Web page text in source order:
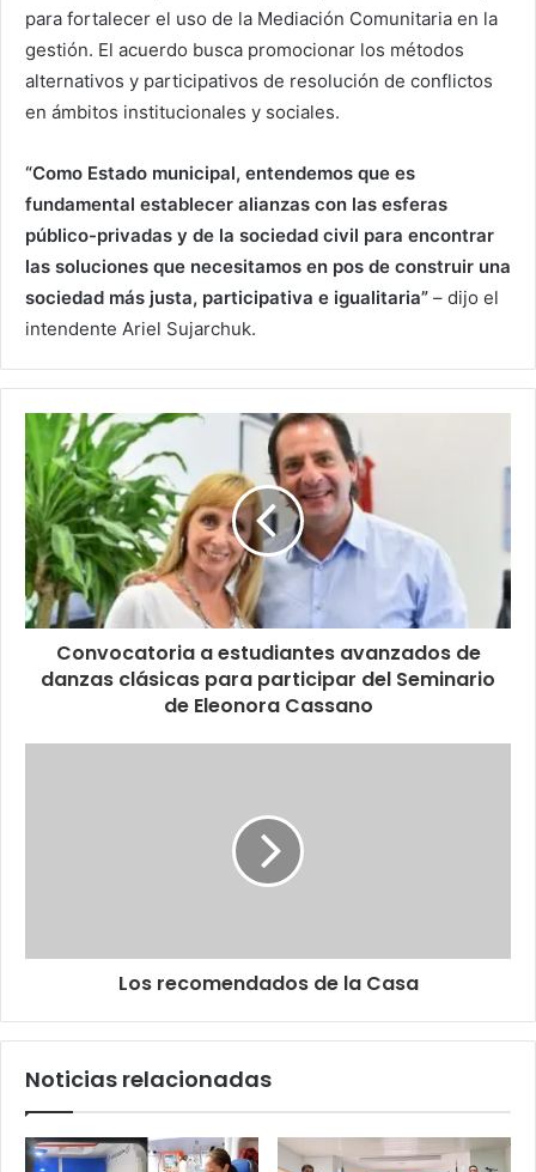
para fortalecer el uso de la Mediación Comunitaria en la
gestión. El acuerdo busca promocionar los métodos
alternativos y participativos de resolución de conflictos
en ámbitos institucionales y sociales.
“Como Estado municipal, entendemos que es
fundamental establecer alianzas con las esferas
público-privadas y de la sociedad civil para encontrar
las soluciones que necesitamos en pos de construir una
sociedad más justa, participativa e igualitaria” – dijo el
intendente Ariel Sujarchuk.
Convocatoria a estudiantes avanzados de
danzas clásicas para participar del Seminario
de Eleonora Cassano
Los recomendados de la Casa
Noticias relacionadas